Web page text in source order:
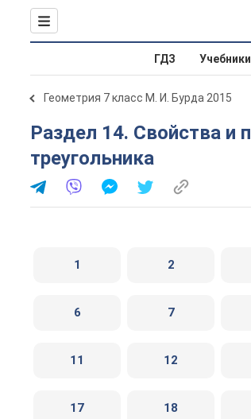
ГДЗ Учебники
Геометрия 7 класс М. И. Бурда 2015
Раздел 14. Свойства и признак равнобедренного
треугольника
1 2
6 7
11 12
17 18